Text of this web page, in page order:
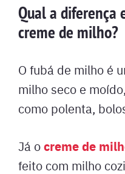
Qual a diferença
creme de milho?
O fubá de milho é
milho seco e
como polenta,
Já ocreme de
feito com milho